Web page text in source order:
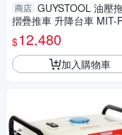
商店 GUYSTOOL 油壓
摺疊推車 升降台車 MIT-
25 小型升降機 工作台車
工作台 平板車
$12,480
加入購物車